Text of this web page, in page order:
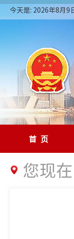
今天是: 2026年8月9
首页
您现